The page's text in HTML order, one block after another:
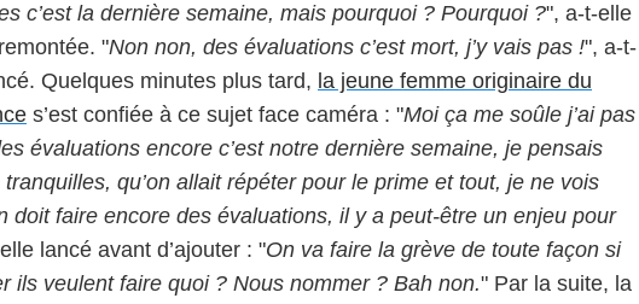
c’est la dernière semaine, mais pourquoi ? Pourquoi ?", a-t-elle
"Non non, des évaluations c’est mort, j’y vais pas !", a-t-
Quelques minutes plus tard, la jeune femme originaire du
s’est confiée à ce sujet face caméra : "Moi ça me soûle j’ai pas
évaluations encore c’est notre dernière semaine, je pensais
tranquilles, qu’on allait répéter pour le prime et tout, je ne vois
doit faire encore des évaluations, il y a peut-être un enjeu pour
lancé avant d’ajouter : "On va faire la grève de toute façon si
ils veulent faire quoi ? Nous nommer ? Bah non." Par la suite, la